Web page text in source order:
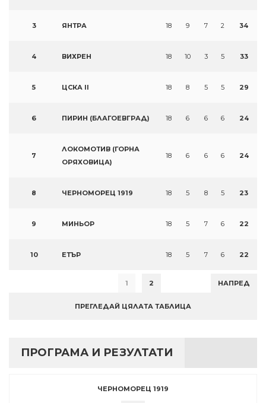
3 ЯНТРА 18 9 7 2 34
4 ВИХРЕН 18 10 3 5 33
5 ЦСКА II 18 8 5 5 29
6 ПИРИН (БЛАГОЕВГРАД) 18 6 6 6 24
7
ЛОКОМОТИВ (ГОРНА
ОРЯХОВИЦА)
18 6 6 6 24
8 ЧЕРНОМОРЕЦ 1919 18 5 8 5 23
9 МИНЬОР 18 5 7 6 22
10 ЕТЪР 18 5 7 6 22
1 2 НАПРЕД
ПРЕГЛЕДАЙ ЦЯЛАТА ТАБЛИЦА
ПРОГРАМА И РЕЗУЛТАТИ
ЧЕРНОМОРЕЦ 1919